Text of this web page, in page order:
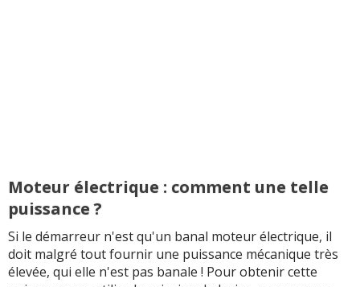
Moteur électrique : comment une telle
puissance ?
Si le démarreur n'est qu'un banal moteur électrique, il
doit malgré tout fournir une puissance mécanique très
élevée, qui elle n'est pas banale ! Pour obtenir cette